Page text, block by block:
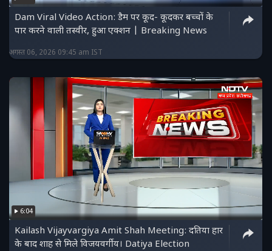
Dam Viral Video Action: डैम पर कूद- कूदकर बच्चों के
पार करने वाली तस्वीर, हुआ एक्शन | Breaking News
अगस्त 06, 2026 09:45 am IST
6:04
Kailash Vijayvargiya Amit Shah Meeting: दतिया हार
के बाद शाह से मिले विजयवर्गीय। Datiya Election